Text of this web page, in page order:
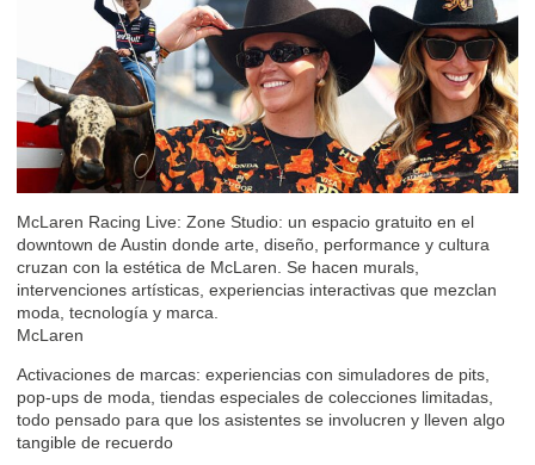
McLaren Racing Live: Zone Studio: un espacio gratuito en el
downtown de Austin donde arte, diseño, performance y cultura
cruzan con la estética de McLaren. Se hacen murals,
intervenciones artísticas, experiencias interactivas que mezclan
moda, tecnología y marca.
McLaren
Activaciones de marcas: experiencias con simuladores de pits,
pop-ups de moda, tiendas especiales de colecciones limitadas,
todo pensado para que los asistentes se involucren y lleven algo
tangible de recuerdo